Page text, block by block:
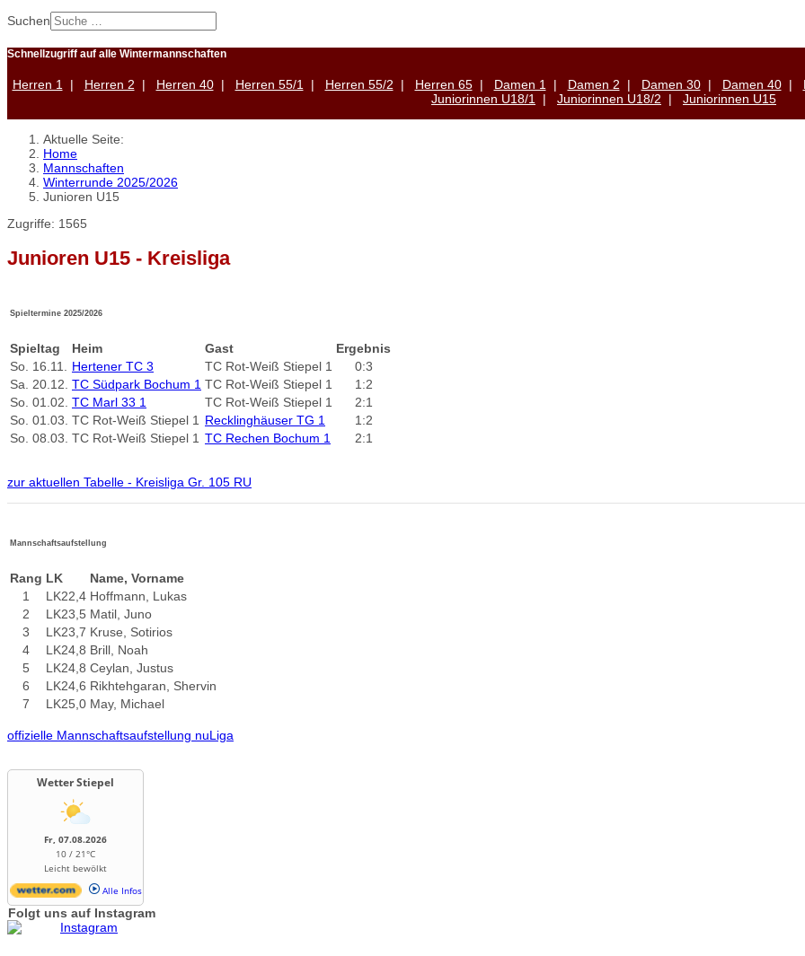
Suchen
Schnellzugriff auf alle Wintermannschaften
Herren 1 | Herren 2 | Herren 40| Herren 55/1 | Herren 55/2 | Herren 65| Damen 1 | Damen 2 | Damen 30| Damen 40|
Juniorinnen U18/1
| Juniorinnen U18/2 | Juniorinnen U15
Aktuelle Seite:
Home
Mannschaften
Winterrunde 2025/2026
Junioren U15
Zugriffe: 1565
Junioren U15 - Kreisliga
Spieltermine 2025/2026
Spieltag Heim Gast
Ergebnis
So. 16.11. Hertener TC 3 TC Rot-Weiß Stiepel 1
0:3
Sa. 20.12. TC Südpark Bochum 1 TC Rot-Weiß Stiepel 1
1:2
So. 01.02. TC Marl 33 1 TC Rot-Weiß Stiepel 1
2:1
So. 01.03. TC Rot-Weiß Stiepel 1 Recklinghäuser TG 1
1:2
So. 08.03. TC Rot-Weiß Stiepel 1 TC Rechen Bochum 1 2:1
zur aktuellen Tabelle - Kreisliga Gr. 105 RU
Mannschaftsaufstellung
Rang LK
Name, Vorname
1
LK22,4 Hoffmann, Lukas
2
LK23,5 Matil, Juno
3
LK23,7 Kruse, Sotirios
4
LK24,8 Brill, Noah
5
LK24,8 Ceylan, Justus
6
LK24,6 Rikhtehgaran, Shervin
7
LK25,0 May, Michael
offizielle Mannschaftsaufstellung nuLiga
Wetter Stiepel
Fr, 07.08.2026
10 / 21°C
Leicht bewölkt
Alle Infos
Folgt uns auf Instagram